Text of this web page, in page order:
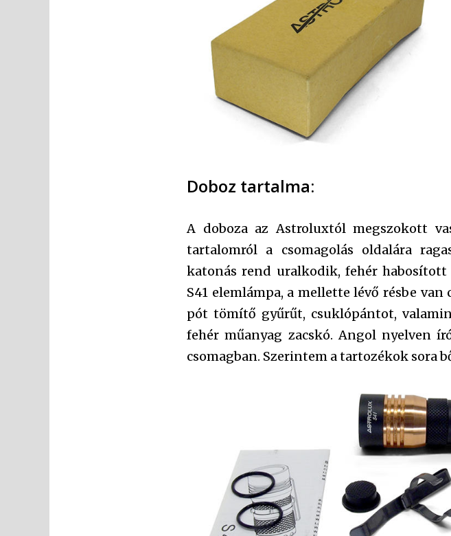
Doboz tartalma:
A doboza az Astroluxtól megszokott
tartalomról a csomagolás oldalára
katonás rend uralkodik, fehér
S41 elemlámpa, a mellette lévő résbe
pót tömítő gyűrűt, csuklópántot,
fehér műanyag zacskó. Angol nyelven
csomagban. Szerintem a tartozékok sora